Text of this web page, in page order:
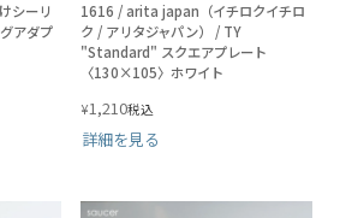
シーリ
アダプ
1616 / arita japan（イチロクイチロ
ク / アリタジャパン） / TY
"Standard" スクエアプレート
〈130×105〉ホワイト
¥1,210税込
詳細を見る